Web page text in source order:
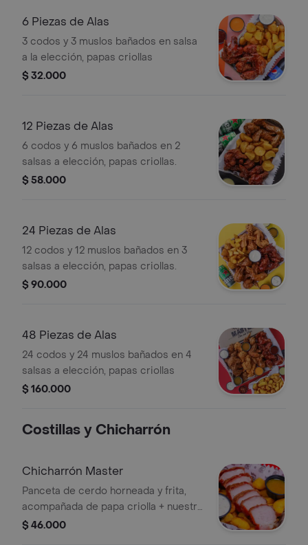
6 Piezas de Alas
3 codos y 3 muslos bañados en salsa
a la elección, papas criollas
$ 32.000
12 Piezas de Alas
6 codos y 6 muslos bañados en 2
salsas a elección, papas criollas.
$ 58.000
24 Piezas de Alas
12 codos y 12 muslos bañados en 3
salsas a elección, papas criollas.
$ 90.000
48 Piezas de Alas
24 codos y 24 muslos bañados en 4
salsas a elección, papas criollas
$ 160.000
Costillas y Chicharrón
Chicharrón Master
Panceta de cerdo horneada y frita,
acompañada de papa criolla + nuestra
nueva salsas Lemon Pepper + Tártara.
$ 46.000